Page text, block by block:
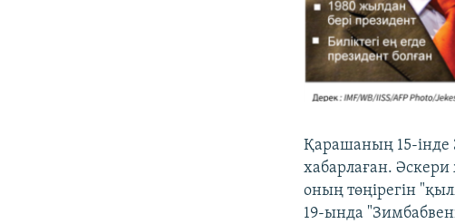
Қарашаның 15-інде
хабарлаған. Әскери
оның төңірегін
19-ында